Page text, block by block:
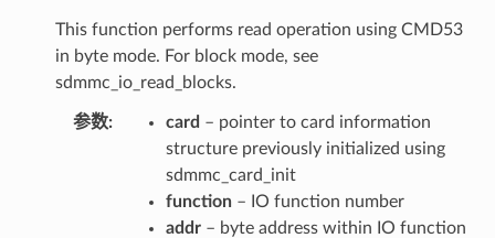
This function performs read operation using CMD53
in byte mode. For block mode, see
sdmmc_io_read_blocks.
参数 card – pointer to card information
structure previously initialized using
sdmmc_card_init
function– IO function number
addr– byte address within IO function